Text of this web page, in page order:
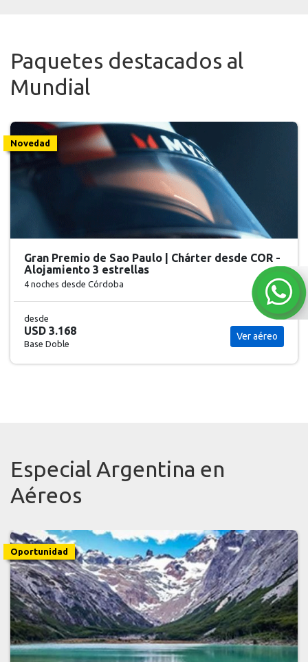
Paquetes destacados al
Mundial
Novedad
Gran Premio de Sao Paulo | Chárter desde COR -
Alojamiento 3 estrellas
4 noches desde Córdoba
desde
USD 3.168
Base Doble
Ver aéreo
Especial Argentina en
Aéreos
Oportunidad